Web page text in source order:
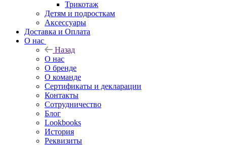
Трикотаж
Детям и подросткам
Аксессуары
Доставка и Оплата
О нас
Назад
О нас
О бренде
О команде
Сертификаты и декларации
Контакты
Сотрудничество
Блог
Lookbooks
История
Реквизиты